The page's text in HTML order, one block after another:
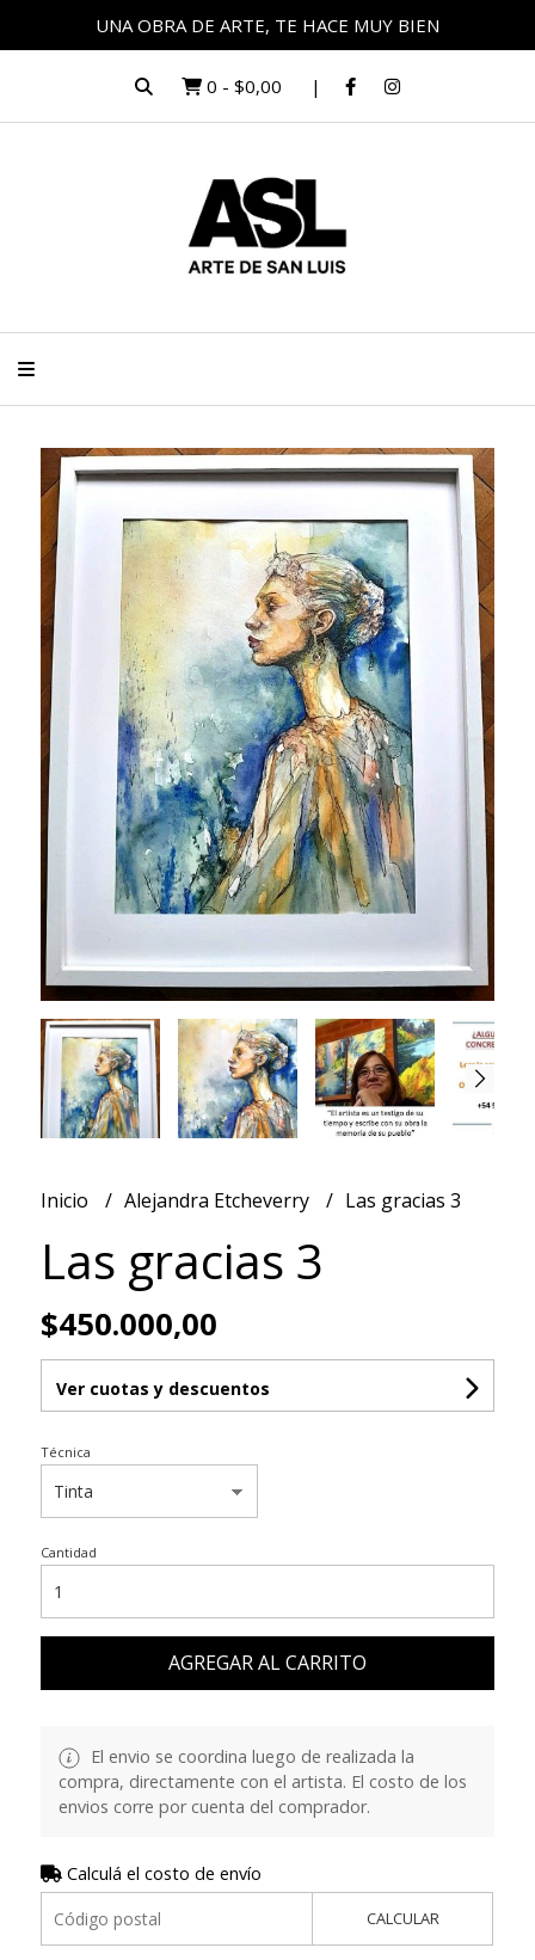
UNA OBRA DE ARTE, TE HACE MUY BIEN
0 - $0,00
Inicio Alejandra Etcheverry Las gracias 3
Las gracias 3
$450.000,00
Ver cuotas y descuentos
Técnica
Cantidad
AGREGAR AL CARRITO
El envio se coordina luego de realizada la
compra, directamente con el artista. El costo de los
envios corre por cuenta del comprador.
Calculá el costo de envío
CALCULAR